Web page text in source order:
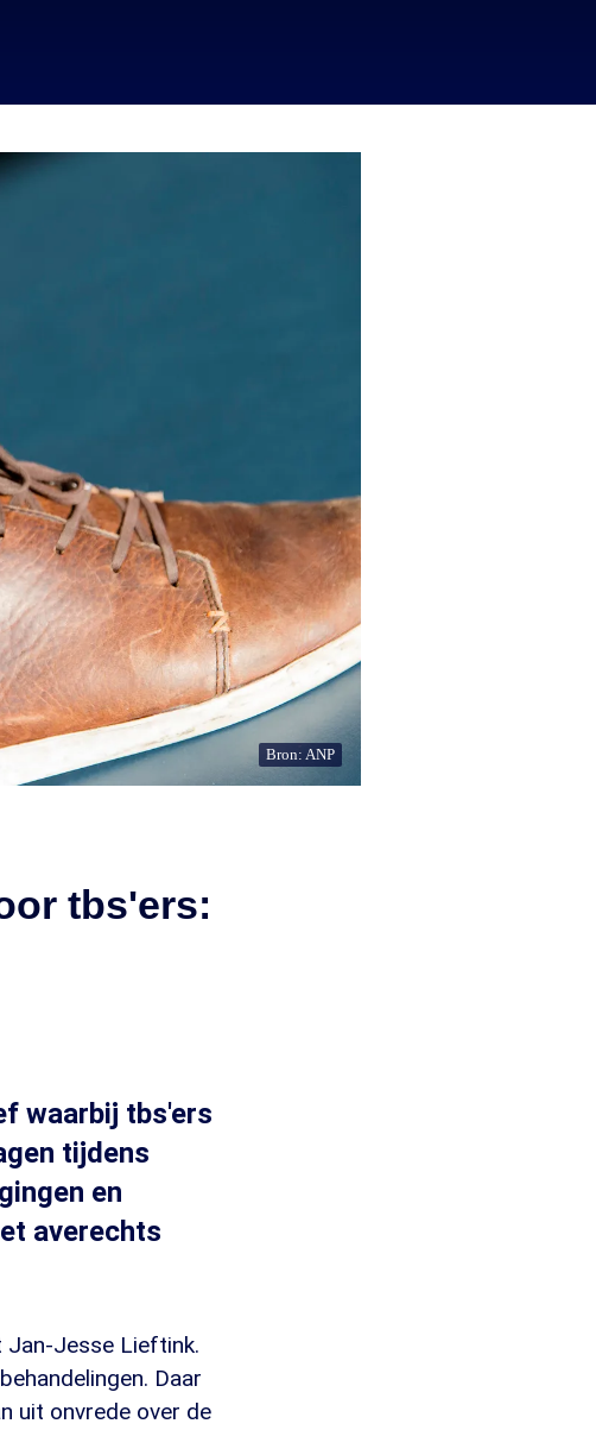
Bron: ANP
tbs'ers:
waarbij tbs'ers
tijdens
en
averechts
Jan-Jesse Lieftink.
Daar
uit onvrede over de